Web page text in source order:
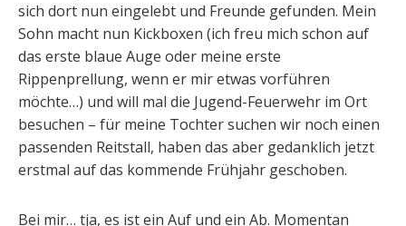
sich dort nun eingelebt und Freunde gefunden. Mein
Sohn macht nun Kickboxen (ich freu mich schon auf
das erste blaue Auge oder meine erste
Rippenprellung, wenn er mir etwas vorführen
möchte…) und will mal die Jugend-Feuerwehr im Ort
besuchen – für meine Tochter suchen wir noch einen
passenden Reitstall, haben das aber gedanklich jetzt
erstmal auf das kommende Frühjahr geschoben.
Bei mir… tja, es ist ein Auf und ein Ab. Momentan